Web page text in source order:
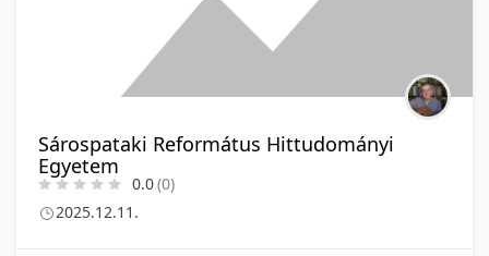
Sárospataki Református Hittudományi
Egyetem
0.0(0)
2025.12.11.